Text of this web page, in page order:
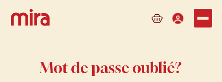
Voir
le
Profil
Menu
Mot de passe oublié?